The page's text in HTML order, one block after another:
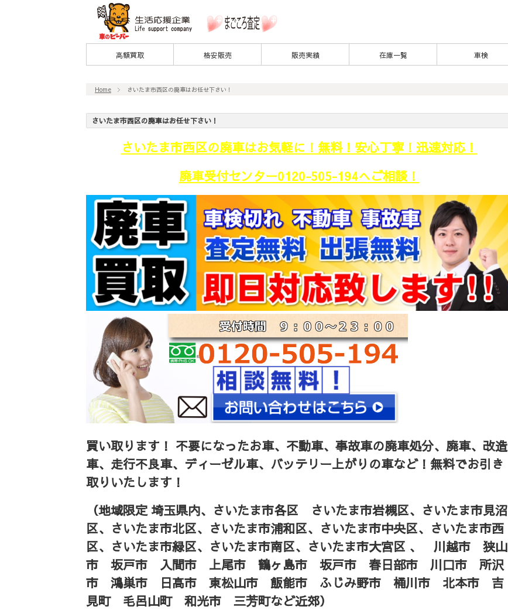
高額買取 格安販売 販売実績 在庫一覧 車検
Home さいたま市西区の廃車はお任せ下さい！
さいたま市西区の廃車はお任せ下さい！
さいたま市西区の廃車はお気軽に！無料！安心丁寧！迅速対応！
廃車受付センター0120-505-194へご相談！
買い取ります！ 不要になったお車、不動車、事故車の廃車処分、廃車、改造
車、走行不良車、ディーゼル車、バッテリー上がりの車など！無料でお引き
取りいたします！
（地域限定 埼玉県内、さいたま市各区 さいたま市岩槻区、さいたま市見沼
区、さいたま市北区、さいたま市浦和区、さいたま市中央区、さいたま市西
区、さいたま市緑区、さいたま市南区、さいたま市大宮区 、 川越市 狭山
市 坂戸市 入間市 上尾市 鶴ヶ島市 坂戸市 春日部市 川口市 所沢
市 鴻巣市 日高市 東松山市 飯能市 ふじみ野市 桶川市 北本市 吉
見町 毛呂山町 和光市 三芳町など近郊）